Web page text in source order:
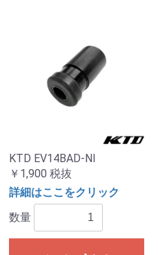
KTD EV14BAD-NI
￥1,900 税抜
詳細はここをクリック
数量